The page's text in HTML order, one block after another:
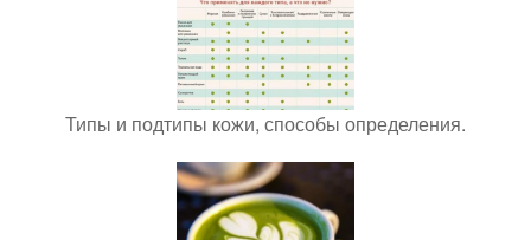
Типы и подтипы кожи, способы определения.